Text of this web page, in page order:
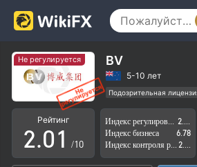
Не регулируется BV
5-10 лет
Подозрительная
Регион деятельности
Высокие потенциальные
Рейтинг
0
1
2.0
0
1 /10
Индекс бизнеса
6.78